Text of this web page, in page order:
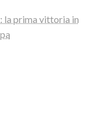
la prima vittoria in